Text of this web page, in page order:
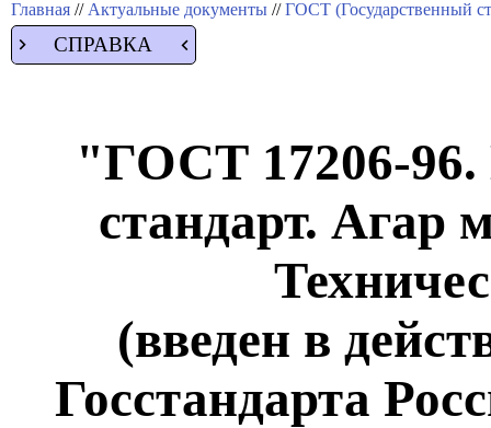
Главная // Актуальные документы //ГОСТ (Государственный
СПРАВКА
"ГОСТ 17206-96.
стандарт. Агар
(введен в
Госстандарта